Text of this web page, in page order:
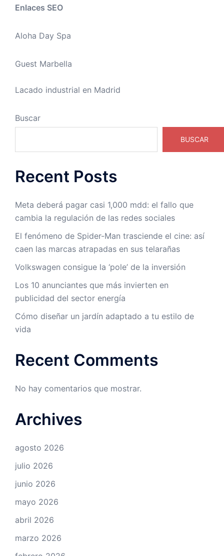
Enlaces SEO
Aloha Day Spa
Guest Marbella
Lacado industrial en Madrid
Buscar
BUSCAR
Recent Posts
Meta deberá pagar casi 1,000 mdd: el fallo que
cambia la regulación de las redes sociales
El fenómeno de Spider-Man trasciende el cine: así
caen las marcas atrapadas en sus telarañas
Volkswagen consigue la ‘pole’ de la inversión
Los 10 anunciantes que más invierten en
publicidad del sector energía
Cómo diseñar un jardín adaptado a tu estilo de
vida
Recent Comments
No hay comentarios que mostrar.
Archives
agosto 2026
julio 2026
junio 2026
mayo 2026
abril 2026
marzo 2026